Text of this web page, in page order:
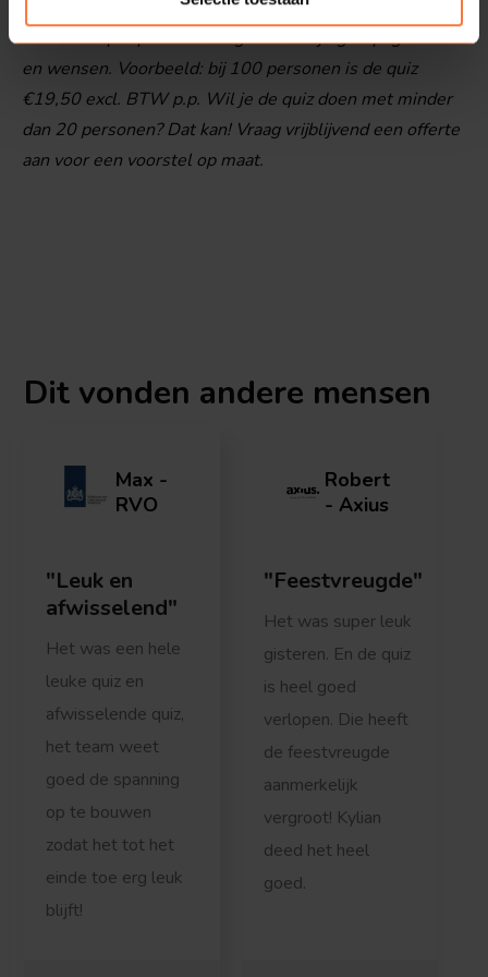
De kosten per persoon hangen af van je groepsgrootte
en wensen. Voorbeeld: bij 100 personen is de quiz
€19,50 excl. BTW p.p. Wil je de quiz doen met minder
dan 20 personen? Dat kan! Vraag vrijblijvend een offerte
aan voor een voorstel op maat.
Dit vonden andere mensen
Max -
RVO
Leuk en
afwisselend
Het was een hele
leuke quiz en
afwisselende quiz,
het team weet
goed de spanning
op te bouwen
zodat het tot het
einde toe erg leuk
blijft!
Robert
- Axius
Feestvreugde
Het was super leuk
gisteren. En de quiz
is heel goed
verlopen. Die heeft
de feestvreugde
aanmerkelijk
vergroot! Kylian
deed het heel
goed.